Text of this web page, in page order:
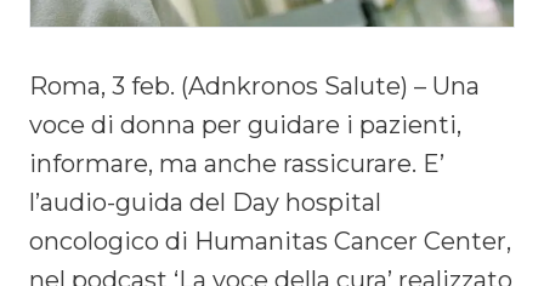
Roma, 3 feb. (Adnkronos Salute) – Una
voce di donna per guidare i pazienti,
informare, ma anche rassicurare. E’
l’audio-guida del Day hospital
oncologico di Humanitas Cancer Center,